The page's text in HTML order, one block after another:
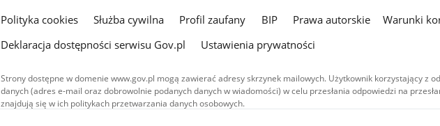
gov.pl
Polityka cookies Służba cywilna Profil zaufany BIP Prawa autorskie Warunki
Deklaracja dostępności serwisu Gov.pl
Ustawienia prywatności
Strony dostępne w domenie www.gov.pl mogą zawierać adresy skrzynek mailowych. Użytkownik korzystający z
danych (adres e-mail oraz dobrowolnie podanych danych w wiadomości) w celu przesłania odpowiedzi na
znajdują się w ich politykach przetwarzania danych osobowych.